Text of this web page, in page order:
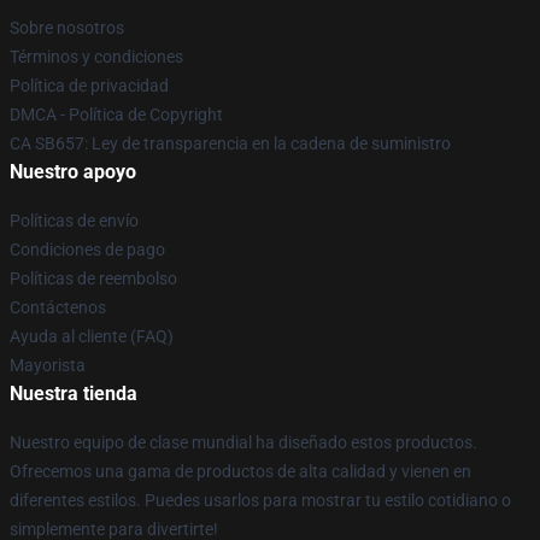
Sobre nosotros
Términos y condiciones
Política de privacidad
DMCA - Política de Copyright
CA SB657: Ley de transparencia en la cadena de suministro
Nuestro apoyo
Políticas de envío
Condiciones de pago
Políticas de reembolso
Contáctenos
Ayuda al cliente (FAQ)
Mayorista
Nuestra tienda
Nuestro equipo de clase mundial ha diseñado estos productos.
Ofrecemos una gama de productos de alta calidad y vienen en
diferentes estilos. Puedes usarlos para mostrar tu estilo cotidiano o
simplemente para divertirte!